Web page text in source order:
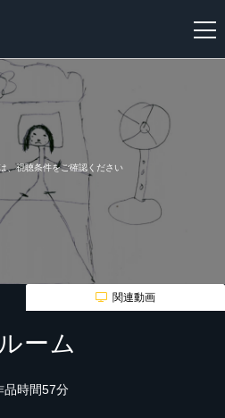
、視聴条件をご確認ください
関連動画
ーム
品時間57分